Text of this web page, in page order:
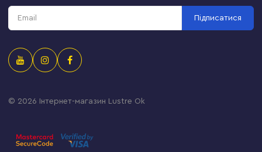
Підписатися
© 2026 Інтернет-магазин Lustre Ok